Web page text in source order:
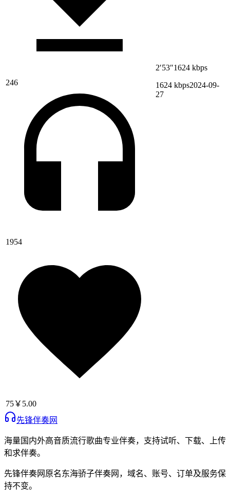
246
1954
75￥5.00
2′53″1624 kbps
1624 kbps2024-09-
27
先锋伴奏网
海量国内外高音质流行歌曲专业伴奏，支持试听、下载、上传
和求伴奏。
先锋伴奏网 原名东海骄子伴奏网 ，域名、账号、订单及服务保
持不变。